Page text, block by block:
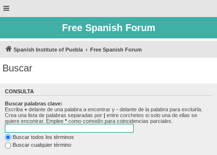
Free Spanish Forum
Spanish Institute of Puebla Free Spanish Forum
Buscar
CONSULTA
Buscar palabras clave:
Escriba + delante de una palabra a encontrar y - delante de la palabra para excluirla.
Crea una lista de palabras separadas por | entre corchetes si solo una de ellas se
quiere encontrar. Emplee * como comodín para coincidencias parciales.
Buscar todos los términos
Buscar cualquier término